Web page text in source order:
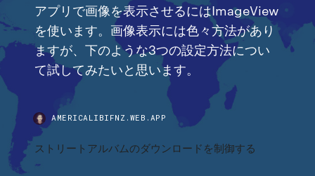
アプリで画像を表示させるにはImageView
を使います。画像表示には色々方法があり
ますが、下のような3つの設定方法につい
て試してみたいと思います。
AMERICALIBIFNZ.WEB.APP
ストリートアルバムのダウンロードを制御する